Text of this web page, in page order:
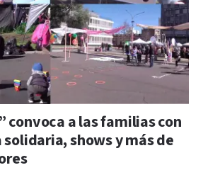
convoca a las familias con
shows y más de